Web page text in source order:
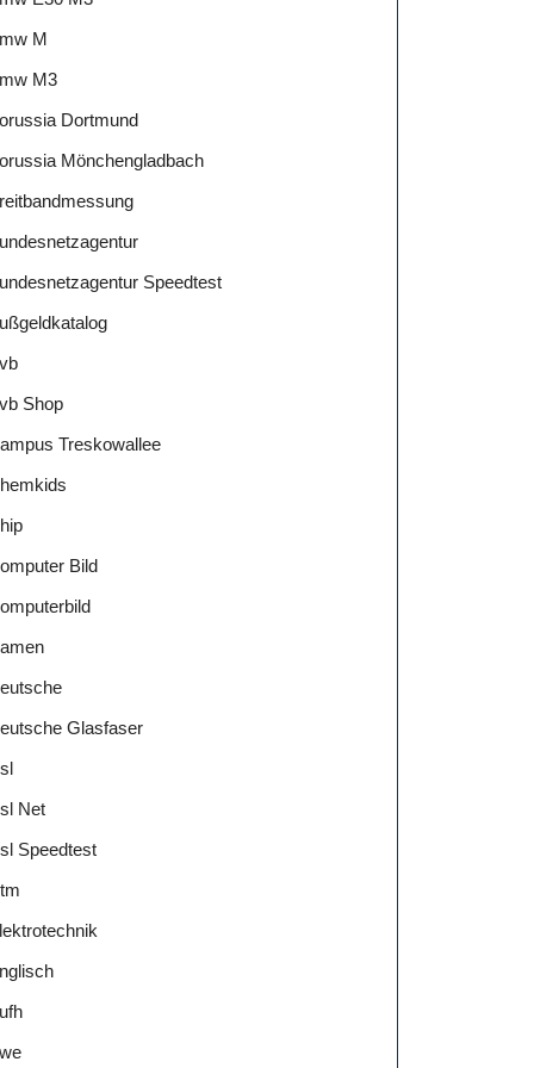
M
M3
Dortmund
Mönchengladbach
Speedtest
Shop
Treskowallee
Bild
Glasfaser
Net
Speedtest